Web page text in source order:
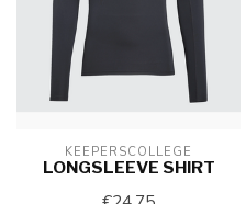
KEEPERSCOLLEGE
LONGSLEEVE SHIRT